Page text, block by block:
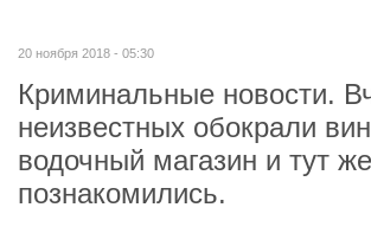
20 ноября 2018 - 05:30
Криминальные новости.
неизвестных обокрали
водочный магазин и тут же
познакомились.